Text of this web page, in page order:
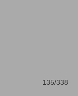
135/338